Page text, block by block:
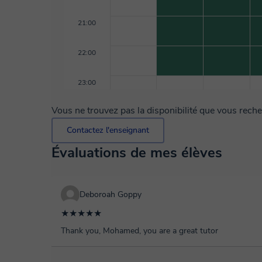
21:00
22:00
23:00
Vous ne trouvez pas la disponibilité que vous
Contactez l'enseignant
Évaluations de mes élèves
Deboroah Goppy
★★★★★
Thank you, Mohamed, you are a great tutor